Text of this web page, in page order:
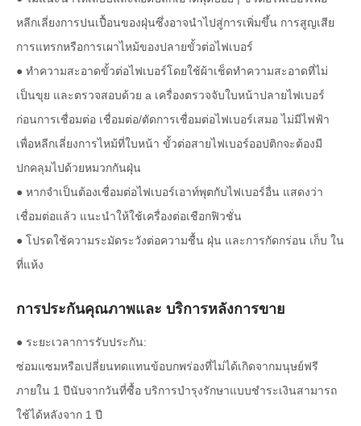
หลีกเลี่ยงการปนเปื้อนของฝุ่นซึ่งอาจนำไปสู่การเพิ่มขึ้น การสูญเสีย
การแทรกหรือการเผาไหม้ของปลายขั้วต่อไฟเบอร์
● ทำความสะอาดขั้วต่อไฟเบอร์โดยใช้ผ้าเช็ดทำความสะอาดที่ไม่
เป็นขุย และตรวจสอบด้วย a เครื่องตรวจจับใบหน้าปลายไฟเบอร์
ก่อนการเชื่อมต่อ เชื่อมต่อ/ตัดการเชื่อมต่อไฟเบอร์เสมอ ไม่มีไฟฟ้า
เพื่อหลีกเลี่ยงการไหม้ที่ใบหน้า ขั้วต่อสายไฟเบอร์ออปติกจะต้องมี
ปกคลุมไปด้วยหมวกกันฝุ่น
● หากจำเป็นต้องเชื่อมต่อไฟเบอร์เอาท์พุตกับไฟเบอร์อื่น แสดงว่า
เชื่อมต่อแล้ว แนะนำให้ใช้เครื่องต่อเชือกฟิวชั่น
● โปรดใช้ความระมัดระวังต่อความชื้น ฝุ่น และการกัดกร่อน เก็บ ใน
ที่แห้ง
การประกันคุณภาพและ บริการหลังการขาย
● ระยะเวลาการรับประกัน:
ซ่อมแซมหรือเปลี่ยนทดแทนข้อบกพร่องที่ไม่ได้เกิดจากมนุษย์ฟรี
ภายใน 1 ปีนับจากวันที่ซื้อ บริการบำรุงรักษาแบบชำระเงินสามารถ
ใช้ได้หลังจาก 1 ปี